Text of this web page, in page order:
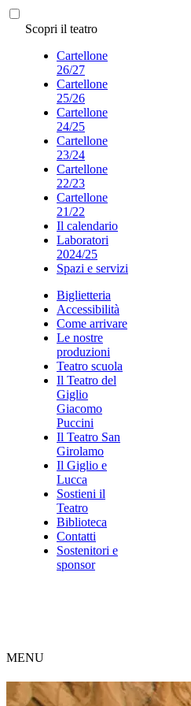
Scopri il teatro
Cartellone
26/27
Cartellone
25/26
Cartellone
24/25
Cartellone
23/24
Cartellone
22/23
Cartellone
21/22
Il calendario
Laboratori
2024/25
Spazi e servizi
Biglietteria
Accessibilità
Come arrivare
Le nostre
produzioni
Teatro scuola
Il Teatro del
Giglio
Giacomo
Puccini
Il Teatro San
Girolamo
Il Giglio e
Lucca
Sostieni il
Teatro
Biblioteca
Contatti
Sostenitori e
sponsor
MENU